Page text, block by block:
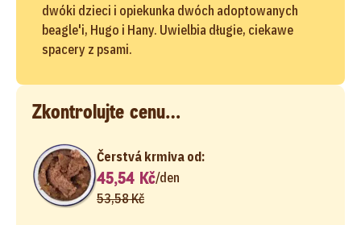
dwóki dzieci i opiekunka dwóch adoptowanych
beagle'i, Hugo i Hany. Uwielbia długie, ciekawe
spacery z psami.
Zkontrolujte cenu…
Čerstvá krmiva od:
45,54 Kč/den
53,58 Kč